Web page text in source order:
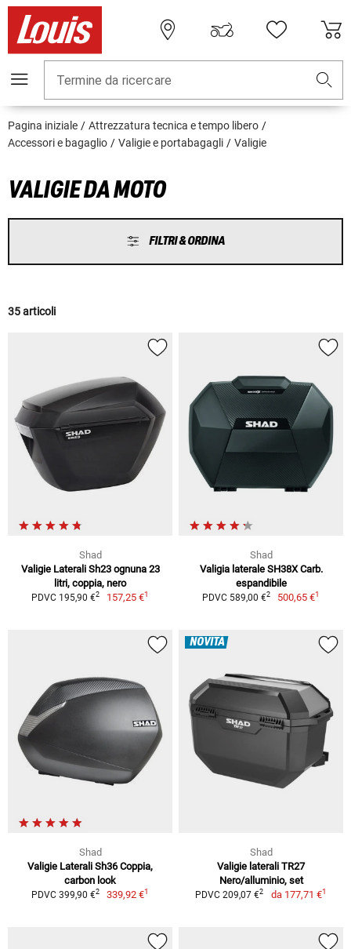
Termine da ricercare
Pagina iniziale
Attrezzatura tecnica e tempo libero
Accessori e bagaglio
Valigie e portabagagli Valigie
VALIGIE DA MOTO
FILTRI & ORDINA
35 articoli
Shad
Valigie Laterali Sh23 ognuna 23
litri, coppia, nero
PDVC 195,90 €2 157,25 €1
Shad
Valigia laterale SH38X Carb.
espandibile
PDVC 589,00 €2 500,65 €1
Shad
Valigie Laterali Sh36 Coppia,
carbon look
PDVC 399,90 €2 339,92 €1
NOVITÀ
Shad
Valigie laterali TR27
Nero/alluminio, set
PDVC 209,07 €2 da 177,71 €1